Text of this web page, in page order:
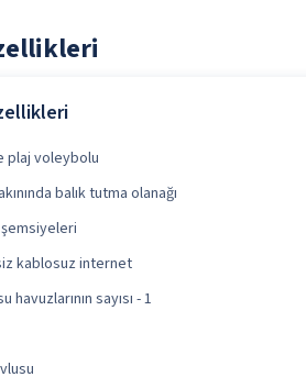
plaj voleybolu
balık tutma olanağı
kablosuz internet
havuzlarının sayısı - 1